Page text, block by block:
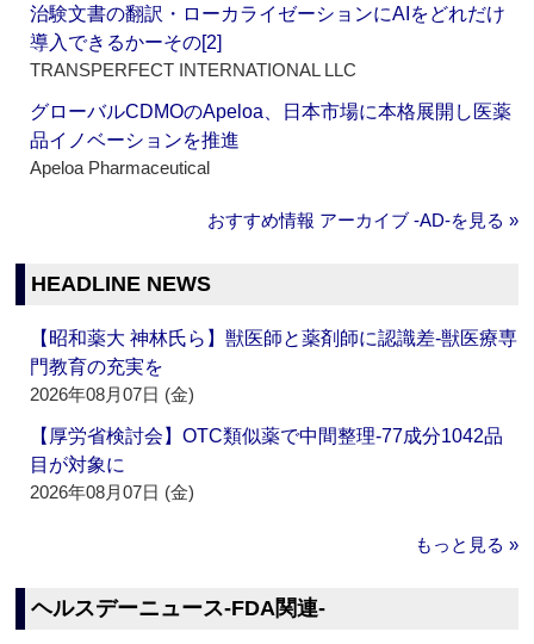
治験文書の翻訳・ローカライゼーションにAIをどれだけ
導入できるかーその[2]
TRANSPERFECT INTERNATIONAL LLC
グローバルCDMOのApeloa、日本市場に本格展開し医薬
品イノベーションを推進
Apeloa Pharmaceutical
おすすめ情報 アーカイブ ‐AD‐を見る »
HEADLINE NEWS
【昭和薬大 神林氏ら】獣医師と薬剤師に認識差‐獣医療専
門教育の充実を
2026年08月07日 (金)
【厚労省検討会】OTC類似薬で中間整理‐77成分1042品
目が対象に
2026年08月07日 (金)
もっと見る »
ヘルスデーニュース‐FDA関連‐